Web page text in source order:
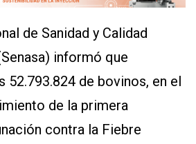
de Sanidad y Calidad
informó que
52.793.824 de bovinos, en el
de la primera
contra la Fiebre